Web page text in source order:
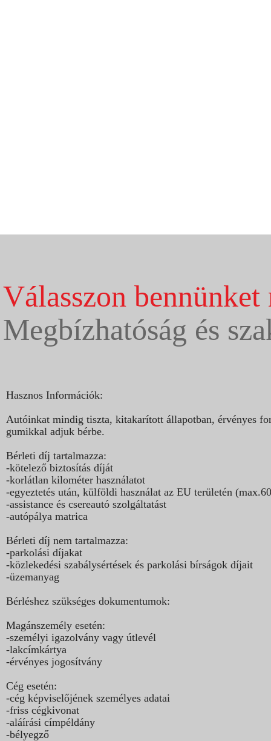
Válasszon bennünket
Megbízhatóság és
Hasznos Információk:
Autóinkat mindig tiszta, kitakarított állapotban, érvényes
gumikkal adjuk bérbe.
Bérleti díj tartalmazza:
-kötelező biztosítás díját
-korlátlan kilométer használatot
-egyeztetés után, külföldi használat az EU területén
-assistance és csereautó szolgáltatást
-autópálya matrica
Bérleti díj nem tartalmazza:
-parkolási díjakat
-közlekedési szabálysértések és parkolási bírságok díjait
-üzemanyag
Bérléshez szükséges dokumentumok:
Magánszemély esetén:
-személyi igazolvány vagy útlevél
-lakcímkártya
-érvényes jogosítvány
Cég esetén:
-cég képviselőjének személyes adatai
-friss cégkivonat
-aláírási címpéldány
-bélyegző